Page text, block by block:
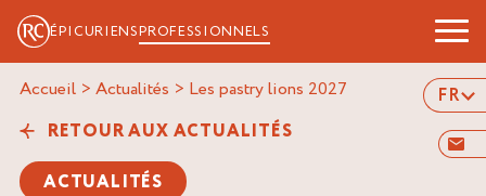
ÉPICURIENSPROFESSIONNELS
FR
Accueil > Actualités > les pastry lions 2027
RETOUR AUX ACTUALITÉS
ACTUALITÉS